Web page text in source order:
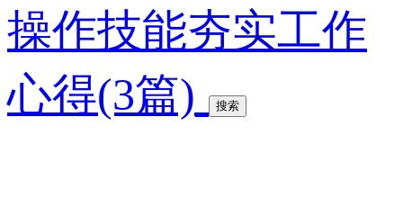
操作技能夯实工作
心得(3篇)
搜索